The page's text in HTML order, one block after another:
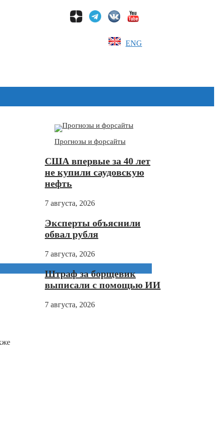
ENG
Прогнозы и форсайты
США впервые за 40 лет
не купили саудовскую
нефть
7 августа, 2026
Эксперты объяснили
обвал рубля
7 августа, 2026
Штраф за борщевик
выписали с помощью ИИ
7 августа, 2026